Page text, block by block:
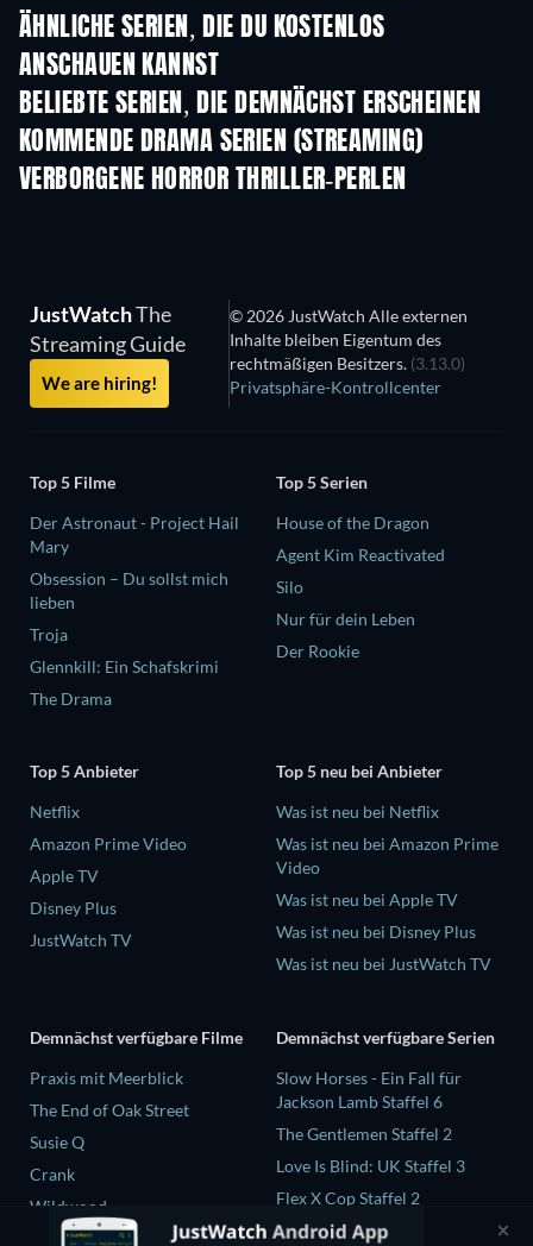
ÄHNLICHE SERIEN, DIE DU KOSTENLOS
ANSCHAUEN KANNST
Serie
BELIEBTE SERIEN, DIE DEMNÄCHST ERSCHEINEN
Serie Serie
KOMMENDE DRAMA SERIEN (STREAMING)
Staffel 6 Staffel 2
VERBORGENE HORROR THRILLER-PERLEN
JustWatchThe
Streaming Guide
We are hiring!
© 2026 JustWatch Alle externen
Inhalte bleiben Eigentum des
rechtmäßigen Besitzers. (3.13.0)
Privatsphäre-Kontrollcenter
Top 5 Filme
Der Astronaut - Project Hail
Mary
Obsession – Du sollst mich
lieben
Troja
Glennkill: Ein Schafskrimi
The Drama
Top 5 Serien
House of the Dragon
Agent Kim Reactivated
Silo
Nur für dein Leben
Der Rookie
Top 5 Anbieter
Netflix
Amazon Prime Video
Apple TV
Disney Plus
JustWatch TV
Top 5 neu bei Anbieter
Was ist neu bei Netflix
Was ist neu bei Amazon Prime
Video
Was ist neu bei Apple TV
Was ist neu bei Disney Plus
Was ist neu bei JustWatch TV
Demnächst verfügbare Filme
Praxis mit Meerblick
The End of Oak Street
Susie Q
Crank
Wildwood
Demnächst verfügbare Serien
Slow Horses - Ein Fall für
Jackson Lamb Staffel 6
The Gentlemen Staffel 2
Love Is Blind: UK Staffel 3
Flex X Cop Staffel 2
The Chosen in the Wild with